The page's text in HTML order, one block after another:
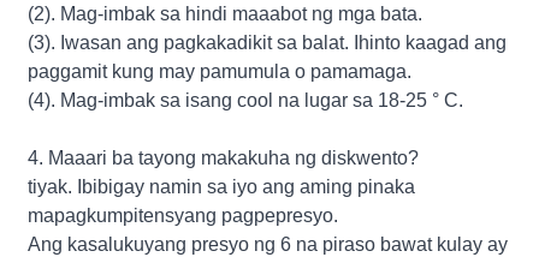
(2). Mag-imbak sa hindi maaabot ng mga bata.
(3). Iwasan ang pagkakadikit sa balat. Ihinto kaagad ang
paggamit kung may pamumula o pamamaga.
(4). Mag-imbak sa isang cool na lugar sa 18-25 ° C.
4. Maaari ba tayong makakuha ng diskwento?
tiyak. Ibibigay namin sa iyo ang aming pinaka
mapagkumpitensyang pagpepresyo.
Ang kasalukuyang presyo ng 6 na piraso bawat kulay ay